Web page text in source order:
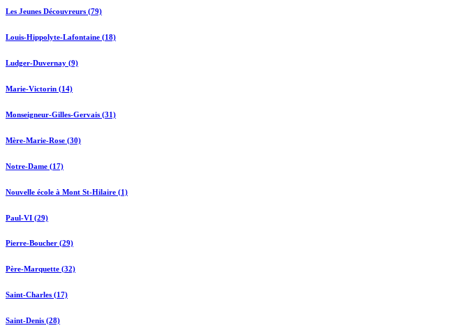
Les Jeunes Découvreurs (79)
Louis-Hippolyte-Lafontaine (18)
Ludger-Duvernay (9)
Marie-Victorin (14)
Monseigneur-Gilles-Gervais (31)
Mère-Marie-Rose (30)
Notre-Dame (17)
Nouvelle école à Mont St-Hilaire (1)
Paul-VI (29)
Pierre-Boucher (29)
Père-Marquette (32)
Saint-Charles (17)
Saint-Denis (28)